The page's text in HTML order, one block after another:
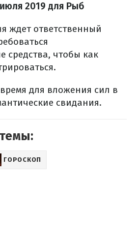
2019 для Рыб
ждет ответственный
средства, чтобы как
для вложения сил в
свидания.
ГОРОСКОП